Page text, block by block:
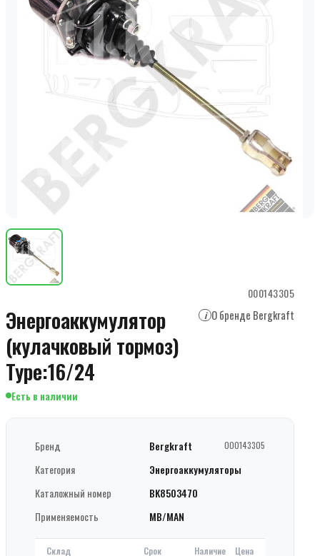
000143305
Энергоаккумулятор
(кулачковый тормоз)
Type:16/24
i О бренде Bergkraft
Есть в наличии
Бренд Bergkraft 000143305
Категория
Энергоаккумуляторы
Каталожный номер
BK8503470
Применяемость
MB/MAN
Склад Срок Наличие Цена